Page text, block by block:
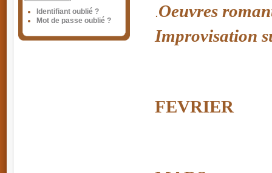
Identifiant oublié ?
Mot de passe oublié ?
.Oeuvres
Improvisation
FEVRIER